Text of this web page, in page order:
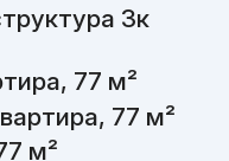
3к
77 м²
77 м²
м²